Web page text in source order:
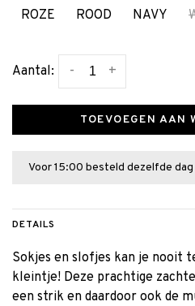
ROZE
ROOD NAVY
Aantal: +
-
TOEVOEGEN AAN
Voor 15:00 besteld dezelfde dag
DETAILS
Sokjes en slofjes kan je nooit
kleintje! Deze prachtige
een strik en daardoor ook de